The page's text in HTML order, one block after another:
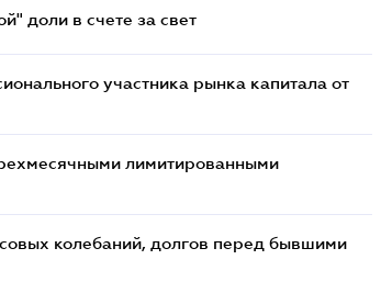
доли в счете за свет
участника рынка капитала от
лимитированными
колебаний, долгов перед бывшими